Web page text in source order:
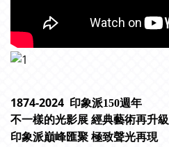
1874-2024 印象派150週年
不一樣的光影展 經典藝術再升級
印象派巔峰匯聚 極致聲光再現